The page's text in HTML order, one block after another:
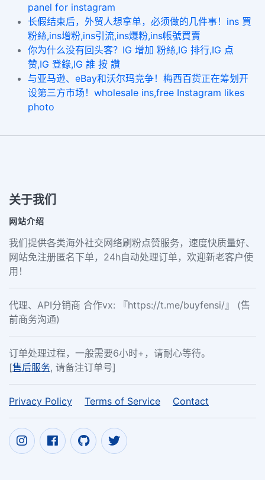
panel for instagram
长假结束后，外贸人想拿单，必须做的几件事！ins 買
粉絲,ins增粉,ins引流,ins爆粉,ins帳號買賣
你为什么没有回头客？IG 增加 粉絲,IG 排行,IG 点
赞,IG 登錄,IG 誰 按 讚
与亚马逊、eBay和沃尔玛竞争！梅西百货正在筹划开
设第三方市场！wholesale ins,free Instagram likes
photo
关于我们
网站介绍
我们提供各类海外社交网络刷粉点赞服务，速度快质量好、
网站免注册匿名下单，24h自动处理订单，欢迎新老客户使
用！
代理、API分销商 合作vx: 『https://t.me/buyfensi/』 (售
前商务沟通)
订单处理过程，一般需要6小时+，请耐心等待。
[售后服务, 请备注订单号]
Privacy Policy Terms of Service Contact